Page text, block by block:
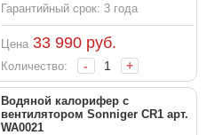
Гарантийный срок: 3 года
Цена 33 990руб.
Количество: - +
Водяной калорифер с
вентилятором Sonniger CR1 арт.
WA0021